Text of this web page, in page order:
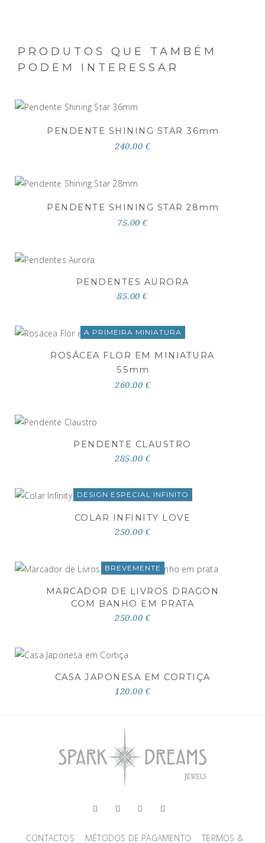
PRODUTOS QUE TAMBÉM
PODEM INTERESSAR
PENDENTE SHINING STAR 36mm
240.00 €
PENDENTE SHINING STAR 28 mm
75.00 €
PENDENTES AURORA
85.00 €
A PRIMEIRA MINIATURA
ROSÁCEA FLOR EM MINIATURA
55 mm
260.00 €
PENDENTE CLAUSTRO
285.00 €
DESIGN ESPECIAL INFINITO
COLAR INFINITY LOVE
250.00 €
BREVEMENTE
MARCADOR DE LIVROS DRAGON
COM BANHO EM PRATA
250.00 €
CASA JAPONESA EM CORTIÇA
120.00 €
CONTACTOS MÉTODOS DE PAGAMENTO TERMOS &